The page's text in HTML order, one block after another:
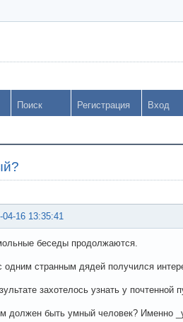
Поиск Регистрация Вход
04-16 13:35:41
беседы продолжаются.
одним странным дядей получился
захотелось узнать у почтенной
должен быть умный человек? Именно